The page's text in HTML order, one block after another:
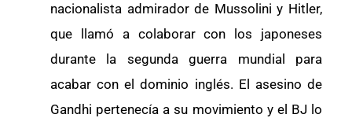
nacionalista admirador de Mussolini y Hitler,
que llamó a colaborar con los japoneses
durante la segunda guerra mundial para
acabar con el dominio inglés. El asesino de
Gandhi pertenecía a su movimiento y el BJ lo